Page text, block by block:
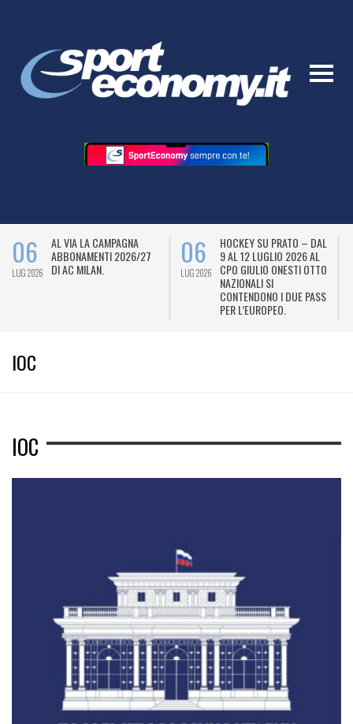
06
LUG 2026
AL VIA LA CAMPAGNA
ABBONAMENTI 2026/27
DI AC MILAN.
06
LUG 2026
HOCKEY SU PRATO – DAL
9 AL 12 LUGLIO 2026 AL
CPO GIULIO ONESTI OTTO
NAZIONALI SI
CONTENDONO I DUE PASS
PER L’EUROPEO.
IOC
IOC